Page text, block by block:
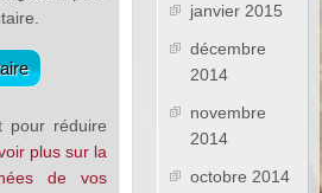
pour réduire
plus sur la
de vos
janvier 2015
décembre
2014
novembre
2014
octobre 2014